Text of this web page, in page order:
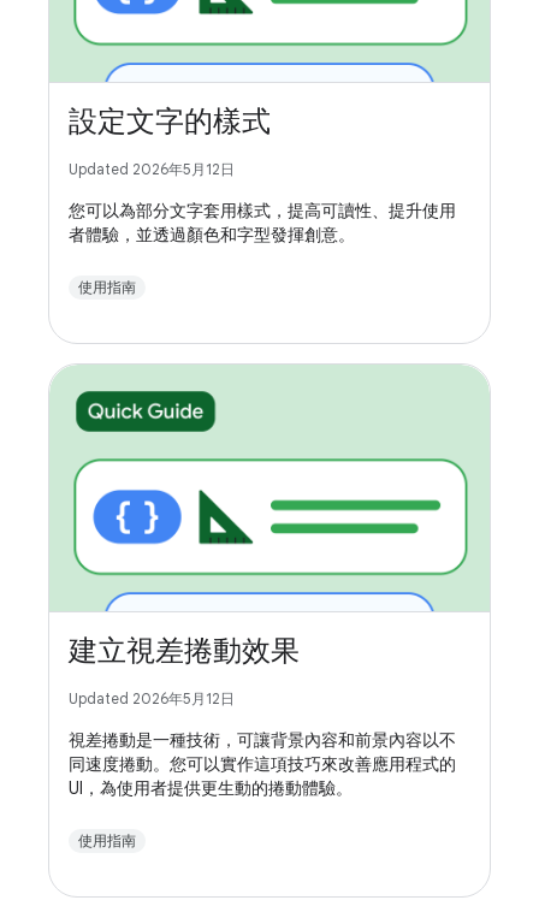
設定文字的樣式
Updated 2026年5月12日
您可以為部分文字套用樣式，提高可讀性、提升使用
者體驗，並透過顏色和字型發揮創意。
使用指南
建立視差捲動效果
Updated 2026年5月12日
視差捲動是一種技術，可讓背景內容和前景內容以不
同速度捲動。您可以實作這項技巧來改善應用程式的
UI，為使用者提供更生動的捲動體驗。
使用指南